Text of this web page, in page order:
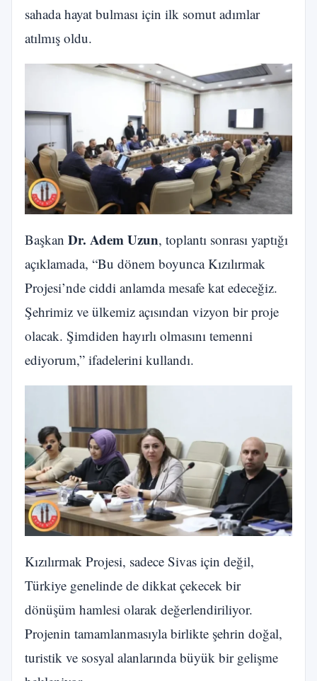
sahada hayat bulması için ilk somut adımlar
atılmış oldu.
Başkan Dr. Adem Uzun, toplantı sonrası yaptığı
açıklamada, “Bu dönem boyunca Kızılırmak
Projesi’nde ciddi anlamda mesafe kat edeceğiz.
Şehrimiz ve ülkemiz açısından vizyon bir proje
olacak. Şimdiden hayırlı olmasını temenni
ediyorum,” ifadelerini kullandı.
Kızılırmak Projesi, sadece Sivas için değil,
Türkiye genelinde de dikkat çekecek bir
dönüşüm hamlesi olarak değerlendiriliyor.
Projenin tamamlanmasıyla birlikte şehrin doğal,
turistik ve sosyal alanlarında büyük bir gelişme